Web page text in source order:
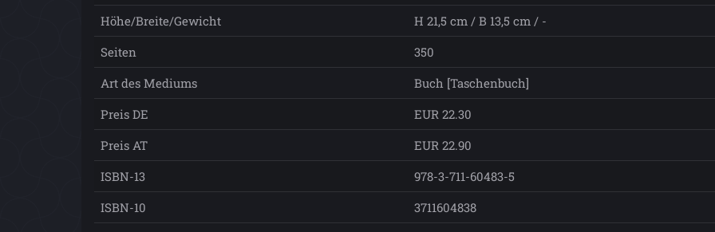
Höhe/Breite/Gewicht
H 21,5 cm / B 13,5 cm / -
Seiten
350
Art des Mediums
Buch [Taschenbuch]
Preis DE
EUR 22.30
Preis AT
EUR 22.90
ISBN-13
978-3-711-60483-5
ISBN-10
3711604838